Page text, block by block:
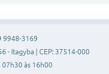
9948-3169
- Itagyba | CEP: 37514-000
07h30 às 16h00